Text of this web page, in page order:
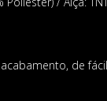
de